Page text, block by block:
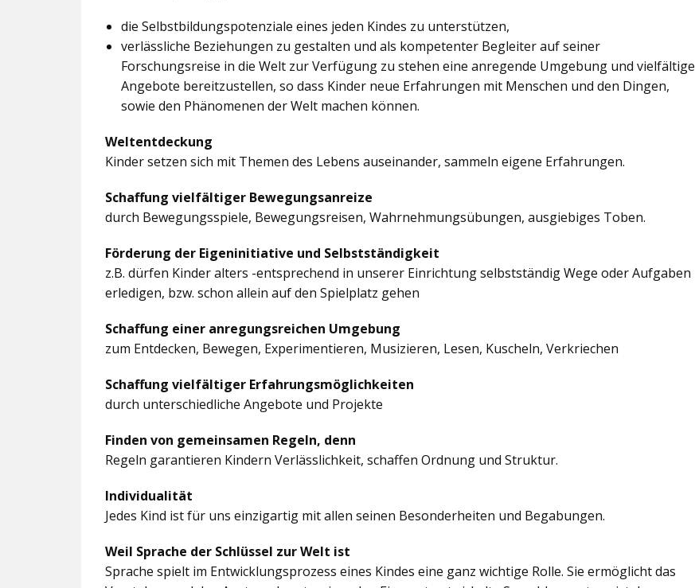
die Selbstbildungspotenziale eines jeden Kindes zu unterstützen,
verlässliche Beziehungen zu gestalten und als kompetenter Begleiter auf seiner
Forschungsreise in die Welt zur Verfügung zu stehen eine anregende Umgebung und vielfältige
Angebote bereitzustellen, so dass Kinder neue Erfahrungen mit Menschen und den Dingen,
sowie den Phänomenen der Welt machen können.
Weltentdeckung
Kinder setzen sich mit Themen des Lebens auseinander, sammeln eigene Erfahrungen.
Schaffung vielfältiger Bewegungsanreize
durch Bewegungsspiele, Bewegungsreisen, Wahrnehmungsübungen, ausgiebiges Toben.
Förderung der Eigeninitiative und Selbstständigkeit
z.B. dürfen Kinder alters -entsprechend in unserer Einrichtung selbstständig Wege oder Aufgaben
erledigen, bzw. schon allein auf den Spielplatz gehen
Schaffung einer anregungsreichen Umgebung
zum Entdecken, Bewegen, Experimentieren, Musizieren, Lesen, Kuscheln, Verkriechen
Schaffung vielfältiger Erfahrungsmöglichkeiten
durch unterschiedliche Angebote und Projekte
Finden von gemeinsamen Regeln, denn
Regeln garantieren Kindern Verlässlichkeit, schaffen Ordnung und Struktur.
Individualität
Jedes Kind ist für uns einzigartig mit allen seinen Besonderheiten und Begabungen.
Weil Sprache der Schlüssel zur Welt ist
Sprache spielt im Entwicklungsprozess eines Kindes eine ganz wichtige Rolle. Sie ermöglicht das